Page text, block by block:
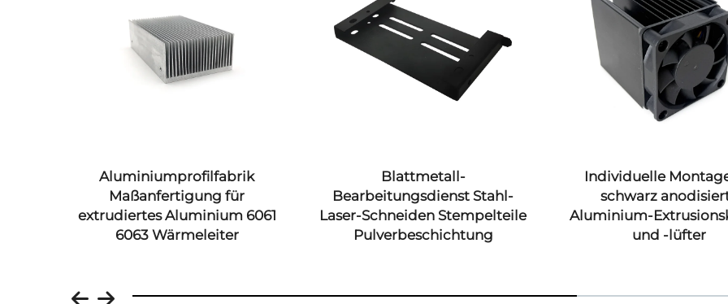
Aluminiumprofilfabrik
Maßanfertigung für
extrudiertes Aluminium 6061
6063 Wärmeleiter
Blattmetall-
Bearbeitungsdienst Stahl-
Laser-Schneiden Stempelteile
Pulverbeschichtung
Individuelle
schwarz
Aluminium-
und -lüfter